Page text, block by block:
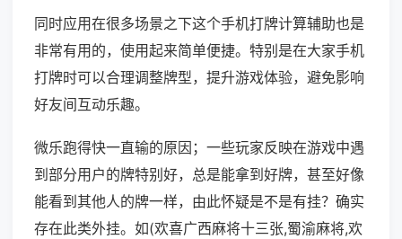
同时应用在很多场景之下这个手机打牌计算辅助也是
非常有用的，使用起来简单便捷。特别是在大家手机
打牌时可以合理调整牌型，提升游戏体验，避免影响
好友间互动乐趣。
微乐跑得快一直输的原因；一些玩家反映在游戏中遇
到部分用户的牌特别好，总是能拿到好牌，甚至好像
能看到其他人的牌一样，由此怀疑是不是有挂？确实
存在此类外挂。如(欢喜广西麻将十三张,蜀渝麻将,欢